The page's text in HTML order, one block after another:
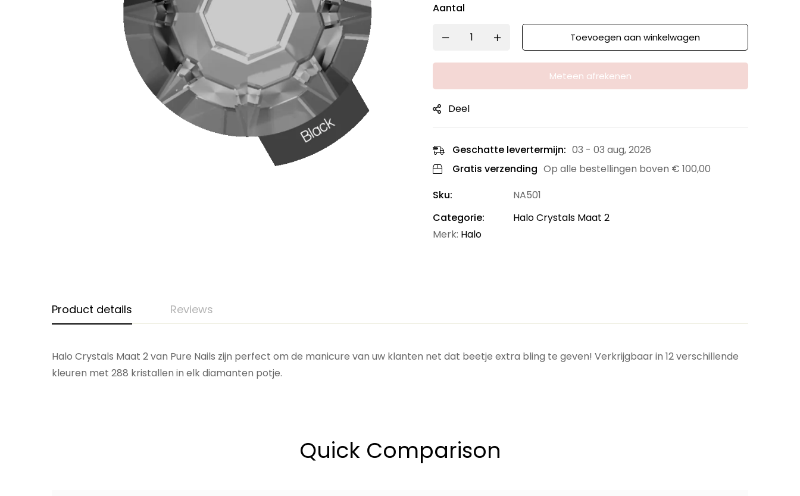
Aantal
Toevoegen aan winkelwagen
Meteen afrekenen
Deel
Geschatte levertermijn: 03 - 03 aug, 2026
Gratis verzending Op alle bestellingen boven € 100,00
Sku:
NA501
Categorie:
Halo Crystals Maat 2
Merk: Halo
Product details Reviews
Halo Crystals Maat 2 van Pure Nails zijn perfect om de manicure van uw klanten net dat beetje extra bling te geven! Verkrijgbaar in 12 verschillende
kleuren met 288 kristallen in elk diamanten potje.
Quick Comparison